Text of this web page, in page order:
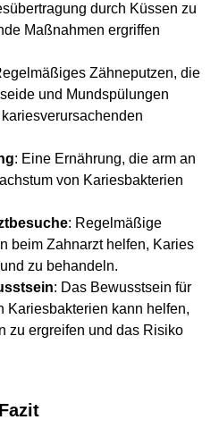
durch Küssen zu
Maßnahmen ergriffen
Zähneputzen, die
und Mundspülungen
: Eine Ernährung, die arm an
von Kariesbakterien
: Regelmäßige
beim Zahnarzt helfen, Karies
zu behandeln.
: Das Bewusstsein für
Kariesbakterien kann helfen,
zu ergreifen und das Risiko
Fazit